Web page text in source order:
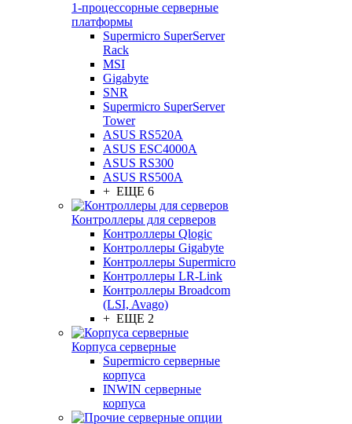
1-процессорные серверные
платформы
Supermicro SuperServer
Rack
MSI
Gigabyte
SNR
Supermicro SuperServer
Tower
ASUS RS520A
ASUS ESC4000A
ASUS RS300
ASUS RS500A
+ ЕЩЕ 6
Контроллеры для серверов
Контроллеры Qlogic
Контроллеры Gigabyte
Контроллеры Supermicro
Контроллеры LR-Link
Контроллеры Broadcom
(LSI, Avago)
+ ЕЩЕ 2
Корпуса серверные
Supermicro серверные
корпуса
INWIN серверные
корпуса